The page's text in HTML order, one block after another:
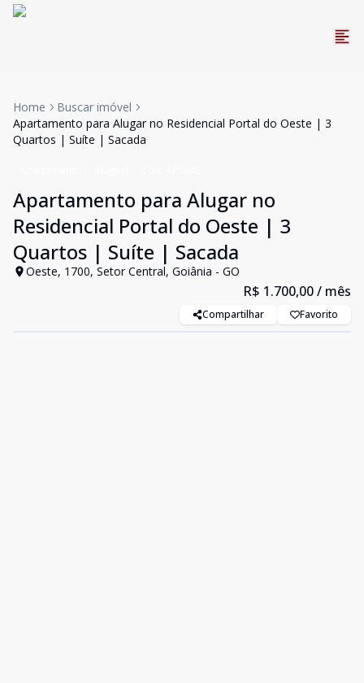
Home
Buscar imóvel
Apartamento para Alugar no Residencial Portal do Oeste | 3
Quartos | Suíte | Sacada
Apartamento para Alugar no
Residencial Portal do Oeste | 3
Quartos | Suíte | Sacada
Oeste, 1700, Setor Central, Goiânia - GO
R$ 1.700,00/ mês
Compartilhar Favorito